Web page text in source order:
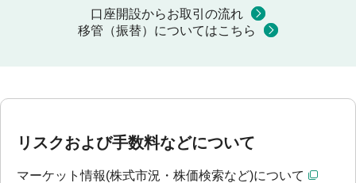
口座開設からお取引の流れ
移管（振替）についてはこちら
リスクおよび手数料などについて
マーケット情報(株式市況・株価検索など)について